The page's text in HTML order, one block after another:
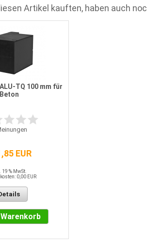
Artikel kauften, haben auch
TQ 100 mm für
Beton
EUR
% MwSt.
0,00 EUR